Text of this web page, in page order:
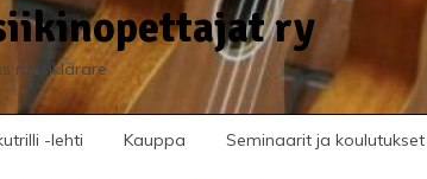
ry
musiklärare
-lehti Kauppa Seminaarit ja koulutukset